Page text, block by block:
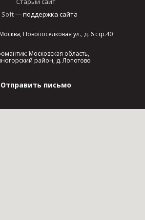
Soft— поддержка сайта
Новопоселковая ул., д. 6 стр.40
Московская область,
район, д. Лопотово
Отправить письмо